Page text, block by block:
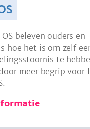
beleven ouders en
hoe het is om zelf
te
meer begrip voor